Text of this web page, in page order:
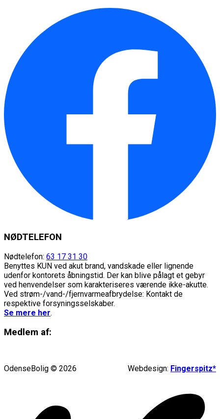
NØDTELEFON
Nødtelefon: 63 17 31 30
Benyttes KUN ved akut brand, vandskade eller lignende
udenfor kontorets åbningstid. Der kan blive pålagt et gebyr
ved henvendelser som karakteriseres værende ikke-akutte.
Ved strøm-/vand-/fjernvarmeafbrydelse: Kontakt de
respektive forsyningsselskaber.
Se mere her.
Medlem af:
OdenseBolig © 2026 Webdesign: Fingerspitz*